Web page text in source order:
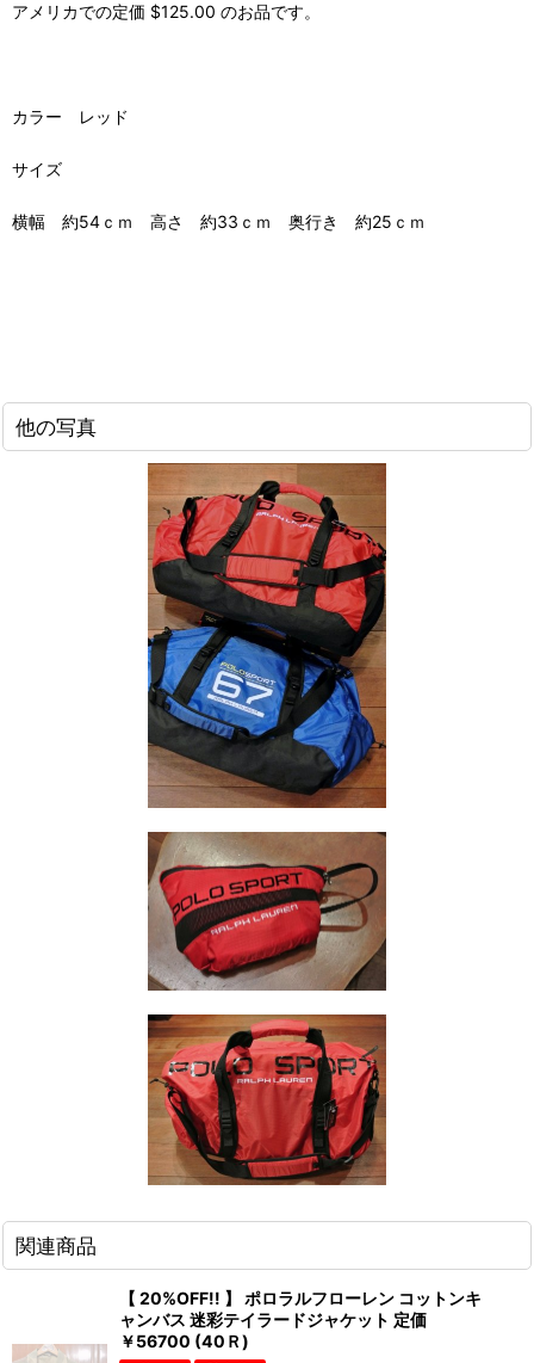
アメリカでの定価 $125.00 のお品です。
カラー レッド
サイズ
横幅 約54ｃｍ 高さ 約33ｃｍ 奥行き 約25ｃｍ
他の写真
関連商品
【 20%OFF!! 】 ポロラルフローレン コットンキ
ャンバス 迷彩テイラードジャケット 定価
￥56700 (40Ｒ)